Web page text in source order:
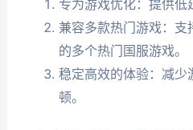
专为游戏优化：提供低
兼容多款热门游戏：
的多个热门国服游戏。
稳定高效的体验：减少
顿。